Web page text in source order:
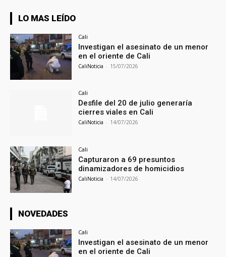
LO MAS LEÍDO
Cali
Investigan el asesinato de un menor
en el oriente de Cali
CaliNoticia - 15/07/2026
Cali
Desfile del 20 de julio generaría
cierres viales en Cali
CaliNoticia - 14/07/2026
Cali
Capturaron a 69 presuntos
dinamizadores de homicidios
CaliNoticia - 14/07/2026
NOVEDADES
Cali
Investigan el asesinato de un menor
en el oriente de Cali